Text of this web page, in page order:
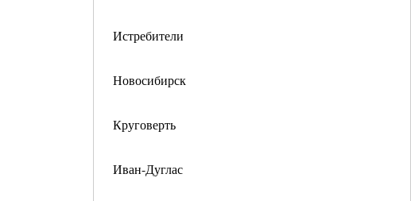
Истребители
Новосибирск
Круговерть
Иван-Дуглас